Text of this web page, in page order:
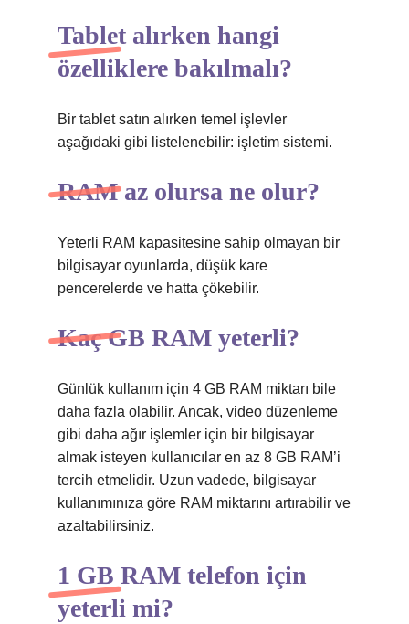
Tablet alırken hangi
özelliklere bakılmalı?
Bir tablet satın alırken temel işlevler
aşağıdaki gibi listelenebilir: işletim sistemi.
RAM az olursa ne olur?
Yeterli RAM kapasitesine sahip olmayan bir
bilgisayar oyunlarda, düşük kare
pencerelerde ve hatta çökebilir.
Kaç GB RAM yeterli?
Günlük kullanım için 4 GB RAM miktarı bile
daha fazla olabilir. Ancak, video düzenleme
gibi daha ağır işlemler için bir bilgisayar
almak isteyen kullanıcılar en az 8 GB RAM’i
tercih etmelidir. Uzun vadede, bilgisayar
kullanımınıza göre RAM miktarını artırabilir ve
azaltabilirsiniz.
1 GB RAM telefon için
yeterli mi?